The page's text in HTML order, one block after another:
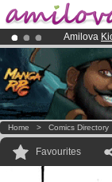
Amilova
Premium
Already
Home > Comics Directory
Favourites